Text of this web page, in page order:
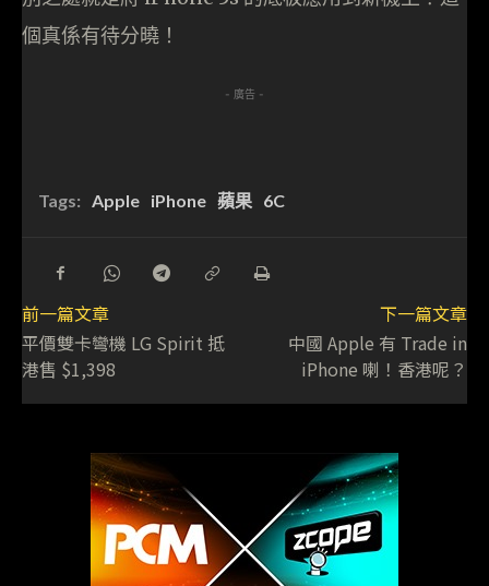
個真係有待分曉！
- 廣告 -
Tags: Apple iPhone 蘋果 6C
前一篇文章
平價雙卡彎機 LG Spirit 抵
港售 $1,398
下一篇文章
中國 Apple 有 Trade in
iPhone 喇！香港呢？